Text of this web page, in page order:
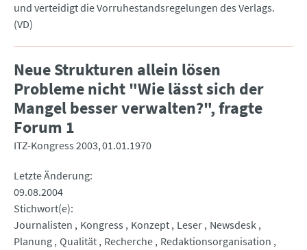
und verteidigt die Vorruhestandsregelungen des Verlags.
(VD)
Neue Strukturen allein lösen
Probleme nicht "Wie lässt sich der
Mangel besser verwalten?", fragte
Forum 1
ITZ-Kongress 2003 01.01.1970
Letzte Änderung
09.08.2004
Stichwort(e)
Journalisten
Kongress Konzept Leser Newsdesk
Planung Qualität Recherche Redaktionsorganisation